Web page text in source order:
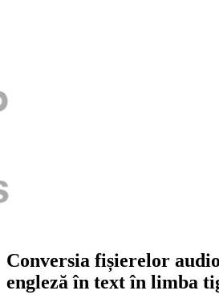
Conversia fișierelor
engleză în text în limba